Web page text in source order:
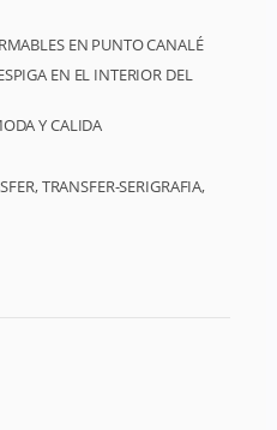
EN PUNTO CANALÉ
EN EL INTERIOR DEL
Y CALIDA
TRANSFER-SERIGRAFIA,